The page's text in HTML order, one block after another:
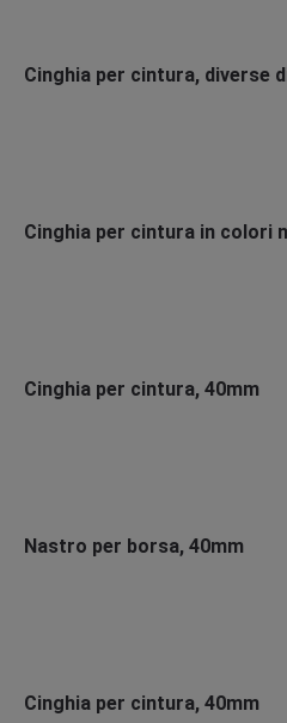
Cinghia per cintura, diverse
Cinghia per cintura in colori
Cinghia per cintura, 40mm
Nastro per borsa, 40mm
Cinghia per cintura, 40mm